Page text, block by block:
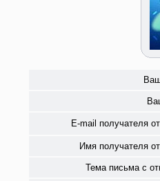
E-mail получателя
Имя получателя
Тема письма с